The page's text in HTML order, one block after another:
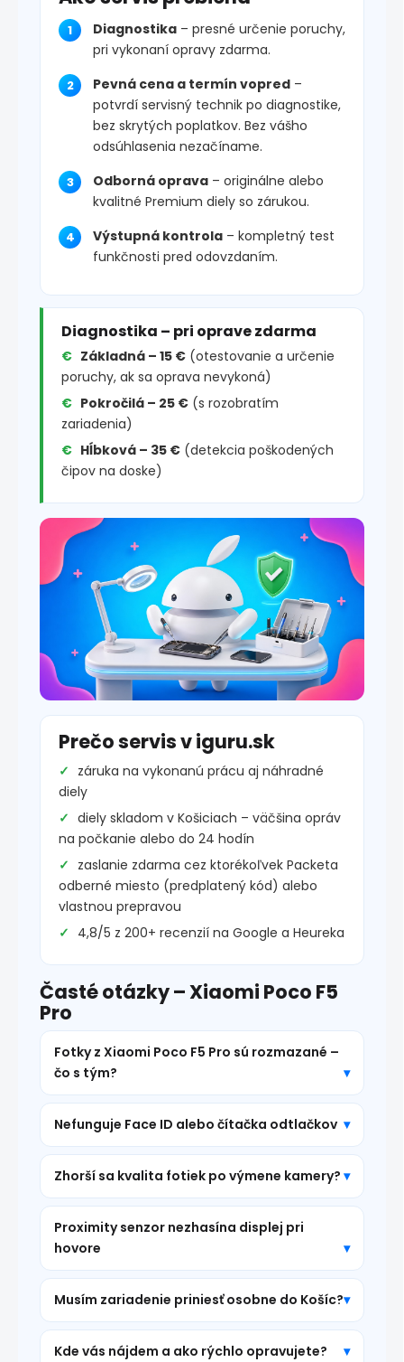
Diagnostika – presné určenie poruchy,
pri vykonaní opravy zdarma.
Pevná cena a termín vopred –
potvrdí servisný technik po diagnostike,
bez skrytých poplatkov. Bez vášho
odsúhlasenia nezačíname.
Odborná oprava – originálne alebo
kvalitné Premium diely so zárukou.
Výstupná kontrola – kompletný test
funkčnosti pred odovzdaním.
Diagnostika – pri oprave zdarma
Základná – 15 € (otestovanie a určenie
poruchy, ak sa oprava nevykoná)
Pokročilá – 25 € (s rozobratím
zariadenia)
Hĺbková – 35 € (detekcia poškodených
čipov na doske)
Prečo servis v iguru.sk
záruka na vykonanú prácu aj náhradné
diely
diely skladom v Košiciach – väčšina opráv
na počkanie alebo do 24 hodín
zaslanie zdarma cez ktorékoľvek Packeta
odberné miesto (predplatený kód) alebo
vlastnou prepravou
4,8/5 z 200+ recenzií na Google a Heureka
Časté otázky – Xiaomi Poco F5
Pro
Fotky z Xiaomi Poco F5 Pro sú rozmazané –
čo s tým?
Nefunguje Face ID alebo čítačka odtlačkov
Zhorší sa kvalita fotiek po výmene kamery?
Proximity senzor nezhasína displej pri
hovore
Musím zariadenie priniesť osobne do Košíc?
Kde vás nájdem a ako rýchlo opravujete?